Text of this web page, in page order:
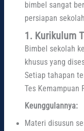
bimbel sangat
persiapan
1. Kurikulum
Bimbel sekolah
khusus yang
Setiap tahapan
Tes
Keunggulannya:
Materi disusun